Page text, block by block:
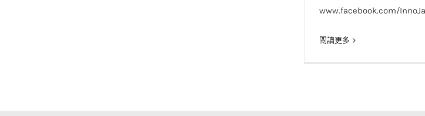
www.facebook.com/
閱讀更多